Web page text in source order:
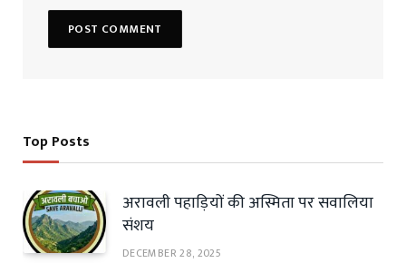
Top Posts
अरावली पहाड़ियों की अस्मिता पर सवालिया
संशय
DECEMBER 28, 2025